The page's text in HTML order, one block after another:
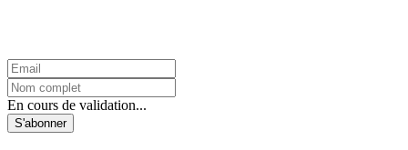
En cours de validation...
S'abonner